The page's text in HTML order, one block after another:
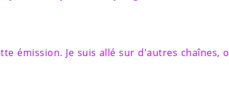
émission. Je suis allé sur d'autres chaînes,